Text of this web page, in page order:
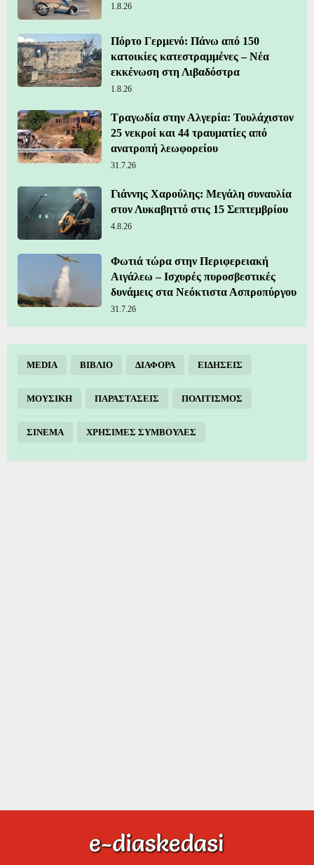
1.8.26
Πόρτο Γερμενό: Πάνω από 150
κατοικίες κατεστραμμένες – Νέα
εκκένωση στη Λιβαδόστρα
1.8.26
Τραγωδία στην Αλγερία: Τουλάχιστον
25 νεκροί και 44 τραυματίες από
ανατροπή λεωφορείου
31.7.26
Γιάννης Χαρούλης: Μεγάλη συναυλία
στον Λυκαβηττό στις 15 Σεπτεμβρίου
4.8.26
Φωτιά τώρα στην Περιφερειακή
Αιγάλεω – Ισχυρές πυροσβεστικές
δυνάμεις στα Νεόκτιστα Ασπροπύργου
31.7.26
MEDIA ΒΙΒΛΙΟ ΔΙΑΦΟΡΑ ΕΙΔΗΣΕΙΣ
ΜΟΥΣΙΚΗ ΠΑΡΑΣΤΑΣΕΙΣ ΠΟΛΙΤΙΣΜΟΣ
ΣΙΝΕΜΑ ΧΡΗΣΙΜΕΣ ΣΥΜΒΟΥΛΕΣ